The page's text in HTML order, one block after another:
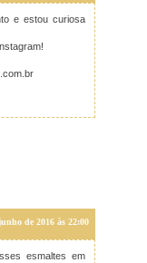
e estou curiosa
de 2016 às 22:00
esmaltes em